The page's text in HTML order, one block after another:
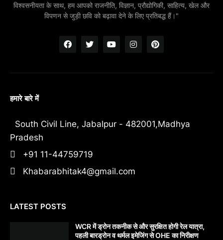
विश्वसनीयता के साथ, हम आपको राजनीति, विज्ञान, प्रौद्योगिकी, साहित्य, खेल और
विपणन से जुड़ी छवि को बढ़ावा देने के लिए प्रतिबद्ध हैं।"
हमारे बारे में
South Civil Line, Jabalpur - 482001,Madhya
Pradesh
+91 11-44759719
Khabarabhitak4@gmail.com
LATEST POSTS
WCR में ड्रोन तकनीक से और सुरक्षित होगी रेल यात्रा,
पहली बारड्रोन व थर्मल इमेजिंग से OHE का निरीक्षण